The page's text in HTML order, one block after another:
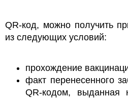
QR-код, можно получить
из следующих условий:
прохождение
факт перенесенного
QR-кодом,